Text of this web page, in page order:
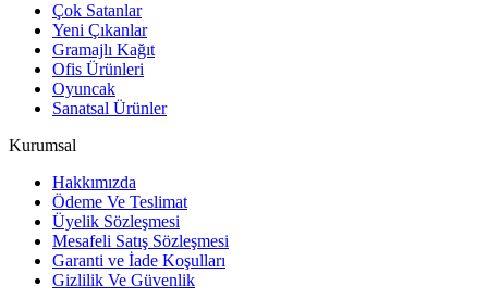
Çok Satanlar
Yeni Çıkanlar
Gramajlı Kağıt
Ofis Ürünleri
Oyuncak
Sanatsal Ürünler
Kurumsal
Hakkımızda
Ödeme Ve Teslimat
Üyelik Sözleşmesi
Mesafeli Satış Sözleşmesi
Garanti ve İade Koşulları
Gizlilik Ve Güvenlik